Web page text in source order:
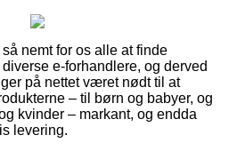
nemt for os alle at finde
e-forhandlere, og derved
på nettet været nødt til at
– til børn og babyer, og
kvinder – markant, og endda
levering.